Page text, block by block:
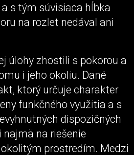
s tým súvisiaca hĺbka
na rozlet nedával ani
úlohy zhostili s pokorou a
i jeho okoliu. Dané
ktorý určuje charakter
funkčného využitia a s
dispozičných
na riešenie
prostredím. Medzi